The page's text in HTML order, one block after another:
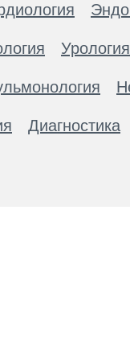
Урология
Диагностика